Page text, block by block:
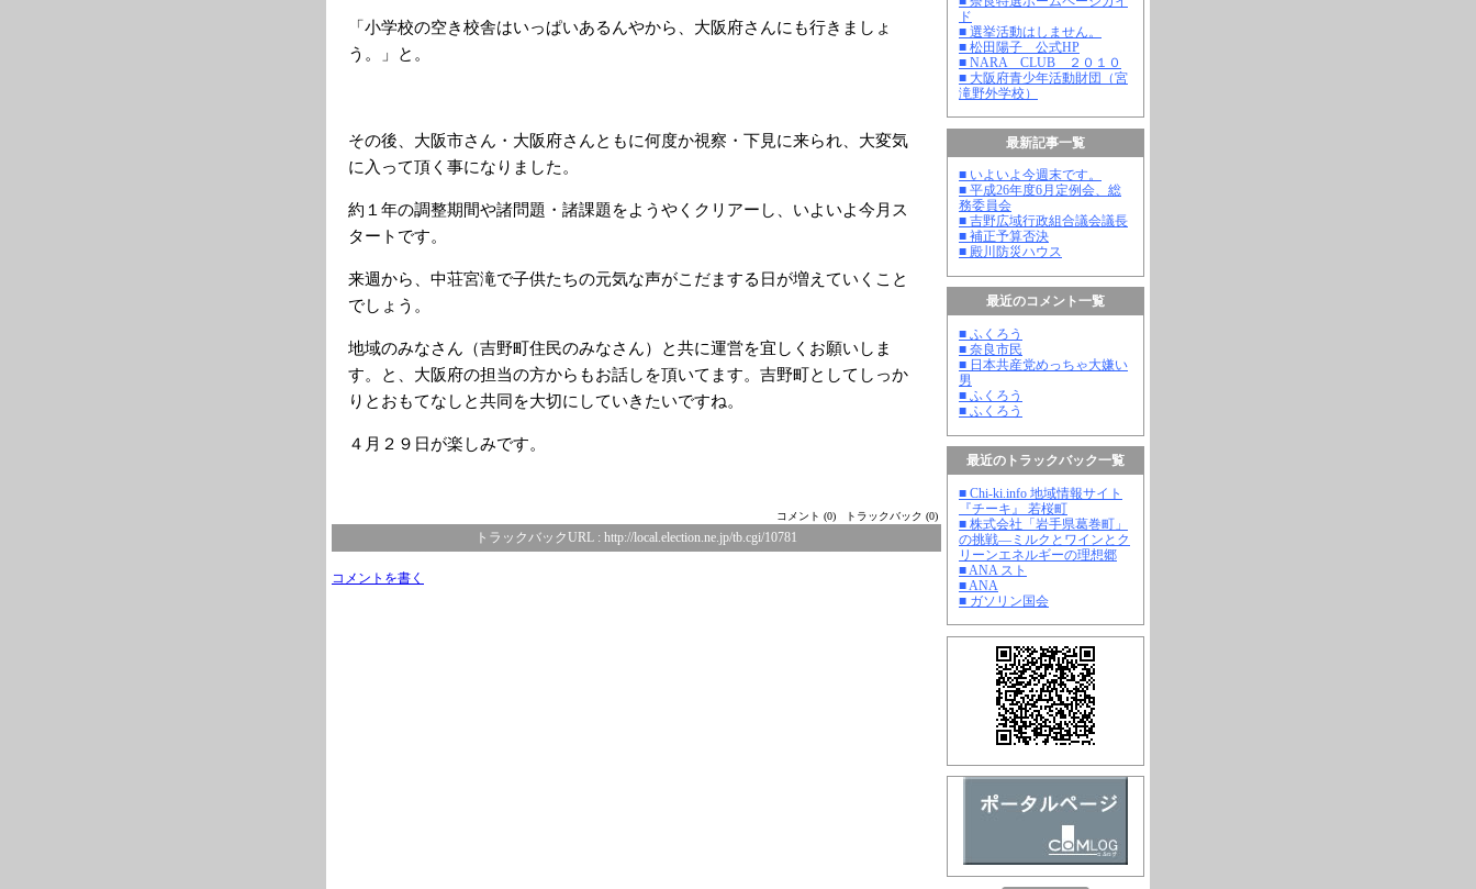
ド
■ 選挙活動はしません。
■ 松田陽子 公式HP
■ NARA CLUB ２０１０
■ 大阪府青少年活動財団（宮
滝野外学校）
最新記事一覧
■ いよいよ今週末です。
■ 平成26年度6月定例会、総
務委員会
■ 吉野広域行政組合議会議長
■ 補正予算否決
■ 殿川防災ハウス
最近のコメント一覧
■ ふくろう
■ 奈良市民
■ 日本共産党めっちゃ大嫌い
男
■ ふくろう
■ ふくろう
最近のトラックバック一覧
■ Chi-ki.info 地域情報サイト
『チーキ』 若桜町
■ 株式会社「岩手県葛巻町」
の挑戦―ミルクとワインとク
リーンエネルギーの理想郷
■ ANA スト
■ ANA
■ ガソリン国会
「小学校の空き校舎はいっぱいあるんやから、大阪府さんにも行きましょ
う。」と。
その後、大阪市さん・大阪府さんともに何度か視察・下見に来られ、大変気
に入って頂く事になりました。
約１年の調整期間や諸問題・諸課題をようやくクリアーし、いよいよ今月ス
タートです。
来週から、中荘宮滝で子供たちの元気な声がこだまする日が増えていくこと
でしょう。
地域のみなさん（吉野町住民のみなさん）と共に運営を宜しくお願いしま
す。と、大阪府の担当の方からもお話しを頂いてます。吉野町としてしっか
りとおもてなしと共同を大切にしていきたいですね。
４月２９日が楽しみです。
コメント (0) トラックバック (0)
トラックバックURL : http://local.election.ne.jp/tb.cgi/10781
コメントを書く